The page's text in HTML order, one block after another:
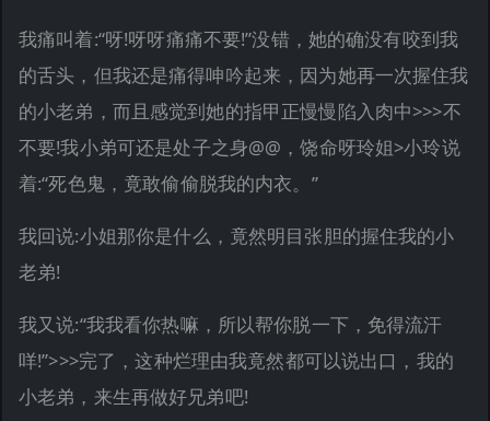
我痛叫着:“呀!呀呀痛痛不要!”没错，她的确没有咬到我
的舌头，但我还是痛得呻吟起来，因为她再一次握住我
的小老弟，而且感觉到她的指甲正慢慢陷入肉中>>>不
不要!我小弟可还是处子之身@@，饶命呀玲姐>小玲说
着:“死色鬼，竟敢偷偷脱我的内衣。”
我回说:小姐那你是什么，竟然明目张胆的握住我的小
老弟!
我又说:“我我看你热嘛，所以帮你脱一下，免得流汗
咩!”>>>完了，这种烂理由我竟然都可以说出口，我的
小老弟，来生再做好兄弟吧!